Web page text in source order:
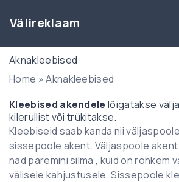
p
Välireklaam
Aknakleebised
Home »Aknakleebised
Kleebised akendele lõigatakse
kilerullist või trükitakse.
Kleebiseid saab kanda nii
sissepoole akent. Väljaspoole
nad paremini silma , kuid on rohkem
välisele kahjustusele. Sissepoole